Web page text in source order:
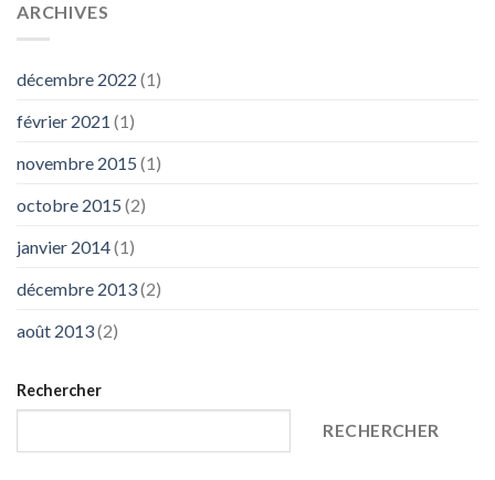
ARCHIVES
décembre 2022 (1)
février 2021 (1)
novembre 2015 (1)
octobre 2015 (2)
janvier 2014(1)
décembre 2013(2)
août 2013(2)
Rechercher
RECHERCHER